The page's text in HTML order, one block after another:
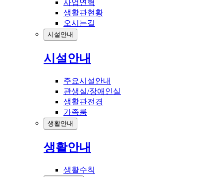
사업연혁
생활관현황
오시는길
시설안내
시설안내
주요시설안내
관생실/장애인실
생활관전경
가족룸
생활안내
생활안내
생활수칙